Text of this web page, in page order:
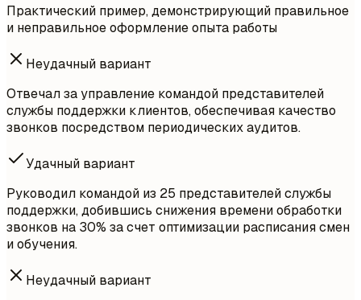
Практический пример, демонстрирующий правильное
и неправильное оформление опыта работы
Неудачный вариант
Отвечал за управление командой представителей
службы поддержки клиентов, обеспечивая качество
звонков посредством периодических аудитов.
Удачный вариант
Руководил командой из 25 представителей службы
поддержки, добившись снижения времени обработки
звонков на 30% за счет оптимизации расписания смен
и обучения.
Неудачный вариант